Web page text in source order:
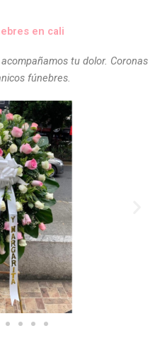
en cali
tu dolor. Coronas
fúnebres.